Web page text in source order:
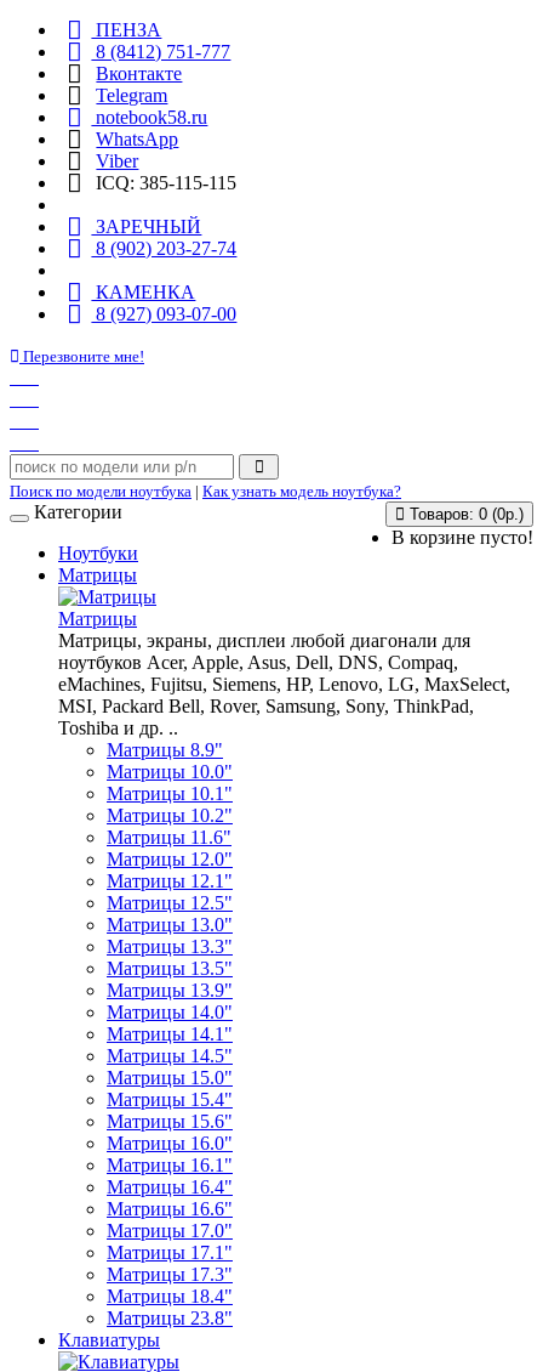
ПЕНЗА
8 (8412) 751-777
Вконтакте
Telegram
notebook58.ru
WhatsApp
Viber
ICQ: 385-115-115
ЗАРЕЧНЫЙ
8 (902) 203-27-74
КАМЕНКА
8 (927) 093-07-00
Перезвоните мне!
Поиск по модели ноутбука | Как узнать модель ноутбука?
Товаров: 0 (0р.)
В корзине пусто!
Категории
Ноутбуки
Матрицы
Матрицы
Матрицы, экраны, дисплеи любой диагонали для
ноутбуков Acer, Apple, Asus, Dell, DNS, Compaq,
eMachines, Fujitsu, Siemens, HP, Lenovo, LG, MaxSelect,
MSI, Packard Bell, Rover, Samsung, Sony, ThinkPad,
Toshiba и др. ..
Матрицы 8.9"
Матрицы 10.0"
Матрицы 10.1"
Матрицы 10.2"
Матрицы 11.6"
Матрицы 12.0"
Матрицы 12.1"
Матрицы 12.5"
Матрицы 13.0"
Матрицы 13.3"
Матрицы 13.5"
Матрицы 13.9"
Матрицы 14.0"
Матрицы 14.1"
Матрицы 14.5"
Матрицы 15.0"
Матрицы 15.4"
Матрицы 15.6"
Матрицы 16.0"
Матрицы 16.1"
Матрицы 16.4"
Матрицы 16.6"
Матрицы 17.0"
Матрицы 17.1"
Матрицы 17.3"
Матрицы 18.4"
Матрицы 23.8"
Клавиатуры